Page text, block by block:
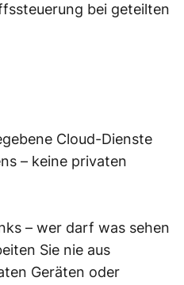
bei geteilten
Cloud-Dienste
– keine privaten
– wer darf was sehen
Sie nie aus
Geräten oder